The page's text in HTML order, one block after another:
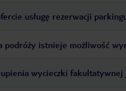
usługę rezerwacji
podróży istnieje możliwość
wycieczki fakultatywnej